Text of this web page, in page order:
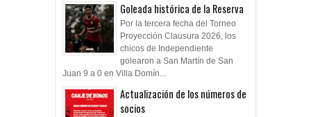
Goleada histórica de la Reserva
Por la tercera fecha del Torneo
Proyección Clausura 2026, los
chicos de Independiente
golearon a San Martín de San
Juan 9 a 0 en Villa Domín...
Actualización de los números de
socios